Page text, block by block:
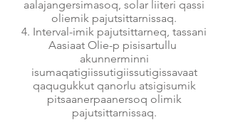
aalajangersimasoq, solar liiteri qassi
oliemik pajutsittarnissaq.
Interval-imik pajutsittarneq, tassani
Aasiaat Olie-p pisisartullu
akunnerminni
isumaqatigiissutigiissutigissavaat
qaqugukkut qanorlu atsigisumik
pitsaanerpaanersoq olimik
pajutsittarnissaq.